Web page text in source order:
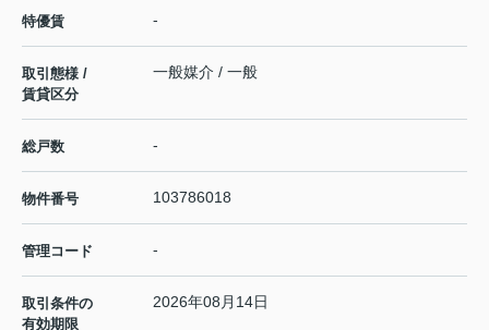
特優賃 -
取引態様 /
賃貸区分
一般媒介 / 一般
総戸数 -
物件番号 103786018
管理コード -
取引条件の
有効期限
2026年08月14日